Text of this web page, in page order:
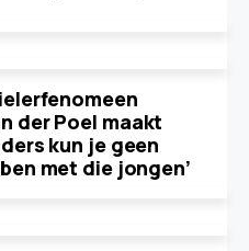
der Poel maakt
kun je geen
met die jongen’